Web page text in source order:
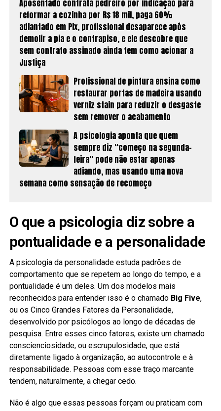
Aposentado contrata pedreiro por indicação para
reformar a cozinha por R$ 18 mil, paga 60%
adiantado em Pix, profissional desaparece após
demolir a pia e o contrapiso, e ele descobre que
sem contrato assinado ainda tem como acionar a
Justiça
Profissional de pintura ensina como
restaurar portas de madeira usando
verniz stain para reduzir o desgaste
sem remover o acabamento
A psicologia aponta que quem
sempre diz “começo na segunda-
feira” pode não estar apenas
adiando, mas usando uma nova
semana como sensação de recomeço
O que a psicologia diz sobre a
pontualidade e a personalidade
A psicologia da personalidade estuda padrões de
comportamento que se repetem ao longo do tempo, e a
pontualidade é um deles. Um dos modelos mais
reconhecidos para entender isso é o chamado Big Five,
ou os Cinco Grandes Fatores da Personalidade,
desenvolvido por psicólogos ao longo de décadas de
pesquisa. Entre esses cinco fatores, existe um chamado
conscienciosidade, ou escrupulosidade, que está
diretamente ligado à organização, ao autocontrole e à
responsabilidade. Pessoas com esse traço marcante
tendem, naturalmente, a chegar cedo.
Não é algo que essas pessoas forçam ou praticam com